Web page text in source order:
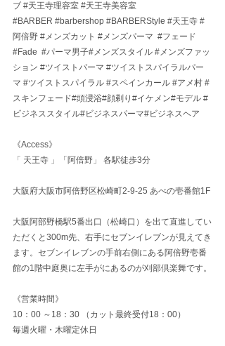
ブ #天王寺理容室 #天王寺美容室
#BARBER #barbershop #BARBERStyle #天王寺 #
阿倍野 #メンズカット #メンズパーマ #フェード
#Fade #パーマ男子#メンズスタイル #メンズファッ
ション #ツイストパーマ #ツイストスパイラルパー
マ #ツイストスパイラル #スペインカール #アメ村 #
スキンフェード#頭浸浴#顔剃り#イケメン#モデル #
ビジネススタイル#ビジネスパーマ#ビジネスヘア
《Access》
「 天王寺 」「阿倍野」 各駅徒歩3分
大阪府大阪市阿倍野区松崎町2-9-25 あべの壱番館1F
大阪阿部野橋駅5番出口（松崎口）を出て直進してい
ただくと300m先、右手にセブンイレブンが見えてき
ます。セブンイレブンの手前右側にある阿倍野壱番
館の1階中庭奥に左手がにあるのが刈部倶楽舞です。
《営業時間》
10：00 ～18：30 （カット最終受付18：00）
毎週火曜・木曜定休日